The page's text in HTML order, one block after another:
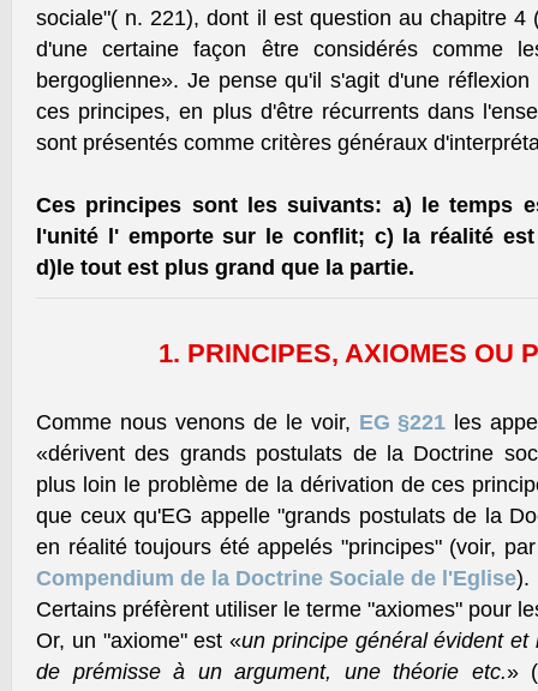
sociale"( n. 221), dont il est question au chapitre 4
d'une certaine façon être considérés comme
bergoglienne». Je pense qu'il s'agit d'une
ces principes, en plus d'être récurrents dans
sont présentés comme critères généraux
Ces principes sont les suivants: a) le temps
l'unité l' emporte sur le conflit; c) la réalité
d)le tout est plus grand que la partie.
1. PRINCIPES, AXIOMES OU
Comme nous venons de le voir, EG §221 les
«dérivent des grands postulats de la Doctrine
plus loin le problème de la dérivation de ces
que ceux qu'EG appelle "grands postulats de la
en réalité toujours été appelés "principes" (voir,
Compendium de la Doctrine Sociale de l'Eglise).
Certains préfèrent utiliser le terme "axiomes" pour
Or, un "axiome" est «un principe général évident
de prémisse à un argument, une théorie etc.»